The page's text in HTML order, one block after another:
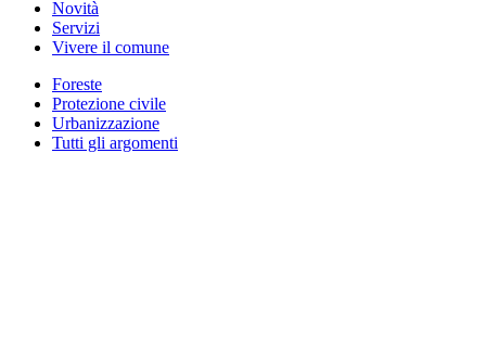
Novità
Servizi
Vivere il comune
Foreste
Protezione civile
Urbanizzazione
Tutti gli argomenti